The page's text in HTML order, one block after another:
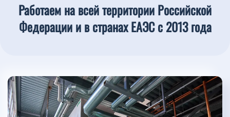
Работаем на всей территории Российской
Федерации и в странах ЕАЭС с 2013 года